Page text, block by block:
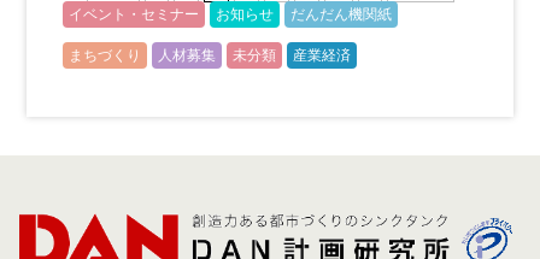
イベント・セミナー お知らせ
だんだん機関紙
まちづくり
人材募集 未分類 産業経済